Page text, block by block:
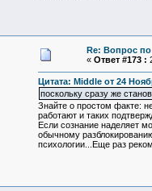
Re: Вопрос по
« Ответ #173 :
Цитата: Middle от 24
поскольку сразу же
Знайте о простом факте:
работают и таких
Если сознание наделяет
обычному
психологии...Еще раз